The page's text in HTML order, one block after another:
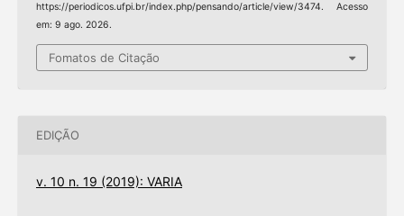
https://periodicos.ufpi.br/index.php/pensando/article/view/3474. Acesso
em: 9 ago. 2026.
Fomatos de Citação
EDIÇÃO
v. 10 n. 19 (2019): VARIA